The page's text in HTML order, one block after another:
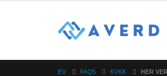
EV FAQS KVKK HER